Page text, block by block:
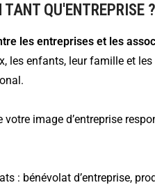
QU'ENTREPRISE ?
les entreprises et les
les enfants, leur famille et
image d’entreprise
: bénévolat d’entreprise,